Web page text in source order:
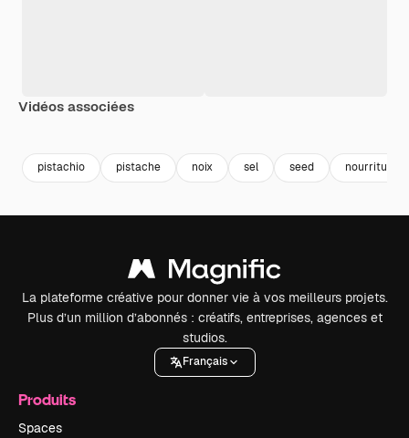
Vidéos associées
pistachio pistache noix sel seed nourriture
La plateforme créative pour donner vie à vos meilleurs projets.
Plus d’un million d’abonnés : créatifs, entreprises, agences et
studios.
Français
Produits
Spaces